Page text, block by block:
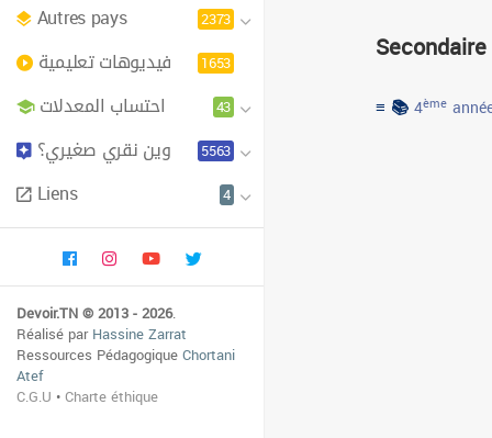
Autres pays 2373
فيديوهات تعليمية 1653
احتساب المعدلات 43
وين نقري صغيري؟ 5563
Liens 4
Devoir.TN © 2013 - 2026.
Réalisé parHassine Zarrat
Ressources PédagogiqueChortani
Atef
C.G.U •Charte éthique
Secondaire
≡ 📚4ème